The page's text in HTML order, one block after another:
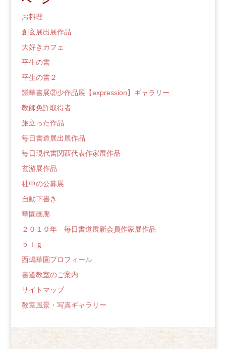
ロ
グ
お料理
創玄展出展作品
大好きカフェ
平生の書
平生の書２
戀華書展②少作品展【expression】ギャラリー
教師免許取得者
旅立った作品
毎日書道展出展作品
毎日現代書関西代表作家展作品
玄游展作品
社中の公募展
自動下書き
華園画廊
２０１０年 毎日書道展新会員作家展作品
ｂｉｇ
西嶋華園プロフィール
書道教室のご案内
サイトマップ
教室風景・写真ギャラリー